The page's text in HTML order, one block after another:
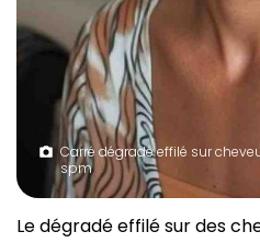
Carré dégradé effilé sur
spm
Le dégradé effilé sur des